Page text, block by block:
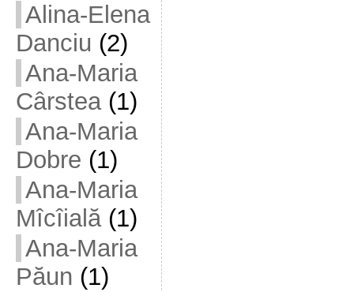
Alina-Elena
Danciu (2)
Ana-Maria
Cârstea(1)
Ana-Maria
Dobre (1)
Ana-Maria
Mîcîială(1)
Ana-Maria
Păun (1)